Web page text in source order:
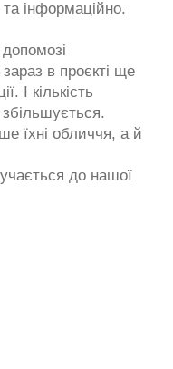
інформаційно.
в проєкті ще
І кількість
їхні обличчя, а й
до нашої